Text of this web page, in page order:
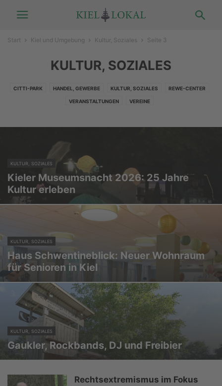
Start Kiel und Umgebung Kultur, Soziales Seite 3
KULTUR, SOZIALES
CITTI-PARK HANDEL, GEWERBE KULTUR, SOZIALES REWE-CENTER
VERANSTALTUNGEN VEREINE
KULTUR, SOZIALES
Kieler Museumsnacht 2026: 25 Jahre
Kultur erleben
KULTUR, SOZIALES
Haus Schwentineblick: Neuer Wohnraum
für Senioren in Kiel
KULTUR, SOZIALES
Gaukler, Rockbands, DJ und Freibier
Rechtsextremismus im Fokus